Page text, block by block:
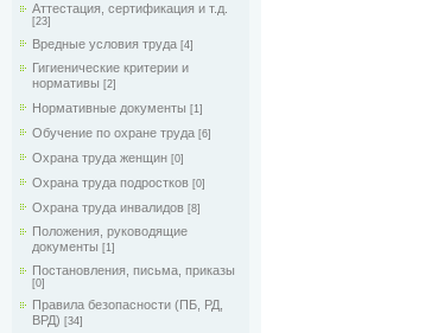
Аттестация, сертификация и т.д.
[23]
Вредные условия труда [4]
Гигиенические критерии и
нормативы [2]
Нормативные документы [1]
Обучение по охране труда [6]
Охрана труда женщин [0]
Охрана труда подростков [0]
Охрана труда инвалидов [8]
Положения, руководящие
документы [1]
Постановления, письма, приказы
[0]
Правила безопасности (ПБ, РД,
ВРД) [34]